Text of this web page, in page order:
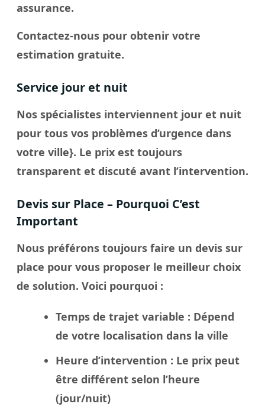
assurance.
Contactez-nous pour obtenir votre
estimation gratuite.
Service jour et nuit
Nos spécialistes interviennent jour et nuit
pour tous vos problèmes d’urgence dans
votre ville}. Le prix est toujours
transparent et discuté avant l’intervention.
Devis sur Place – Pourquoi C’est
Important
Nous préférons toujours faire un devis sur
place pour vous proposer le meilleur choix
de solution. Voici pourquoi :
Temps de trajet variable : Dépend
de votre localisation dans la ville
Heure d’intervention : Le prix peut
être différent selon l’heure
(jour/nuit)